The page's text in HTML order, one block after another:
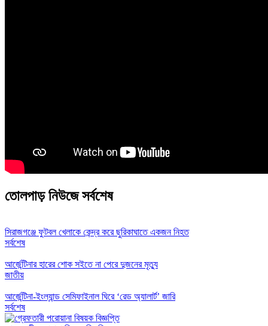
তোলপাড় নিউজে সর্বশেষ
সিরাজগঞ্জে ফুটবল খেলাকে কেন্দ্র করে ছুরিকাঘাতে একজন নিহত
সর্বশেষ
আর্জেন্টিনার হারের শোক সইতে না পেরে দুজনের মৃত্যু
জাতীয়
আর্জেন্টিনা-ইংল্যান্ড সেমিফাইনাল ঘিরে ‘রেড অ্যালার্ট’ জারি
সর্বশেষ